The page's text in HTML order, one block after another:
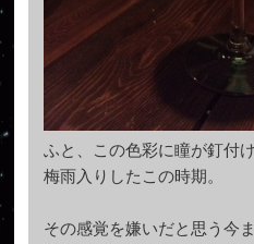
ふと、この色彩に瞳が釘付
梅雨入りしたこの時期。
その感覚を嫌いだと思う今